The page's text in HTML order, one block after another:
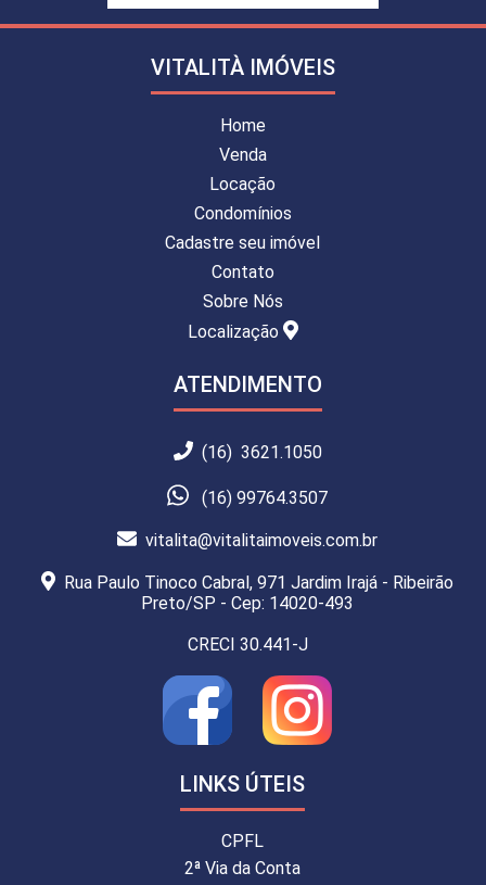
VITALITÀ IMÓVEIS
Home
Venda
Locação
Condomínios
Cadastre seu imóvel
Contato
Sobre Nós
Localização
ATENDIMENTO
(16) 3621.1050
(16) 99764.3507
vitalita@vitalitaimoveis.com.br
Rua Paulo Tinoco Cabral, 971 Jardim Irajá - Ribeirão
Preto/SP - Cep: 14020-493
CRECI 30.441-J
LINKS ÚTEIS
CPFL
2ª Via da Conta